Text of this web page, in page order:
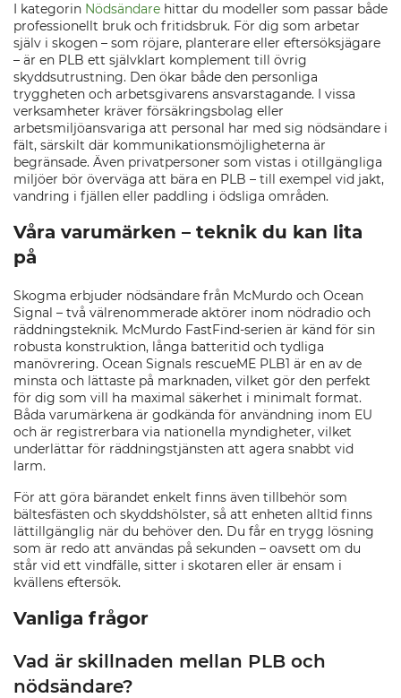
I kategorin Nödsändare hittar du modeller som passar både
professionellt bruk och fritidsbruk. För dig som arbetar
själv i skogen – som röjare, planterare eller eftersöksjägare
– är en PLB ett självklart komplement till övrig
skyddsutrustning. Den ökar både den personliga
tryggheten och arbetsgivarens ansvarstagande. I vissa
verksamheter kräver försäkringsbolag eller
arbetsmiljöansvariga att personal har med sig nödsändare i
fält, särskilt där kommunikationsmöjligheterna är
begränsade. Även privatpersoner som vistas i otillgängliga
miljöer bör överväga att bära en PLB – till exempel vid jakt,
vandring i fjällen eller paddling i ödsliga områden.
Våra varumärken – teknik du kan lita
på
Skogma erbjuder nödsändare från McMurdo och Ocean
Signal – två välrenommerade aktörer inom nödradio och
räddningsteknik. McMurdo FastFind-serien är känd för sin
robusta konstruktion, långa batteritid och tydliga
manövrering. Ocean Signals rescueME PLB1 är en av de
minsta och lättaste på marknaden, vilket gör den perfekt
för dig som vill ha maximal säkerhet i minimalt format.
Båda varumärkena är godkända för användning inom EU
och är registrerbara via nationella myndigheter, vilket
underlättar för räddningstjänsten att agera snabbt vid
larm.
För att göra bärandet enkelt finns även tillbehör som
bältesfästen och skyddshölster, så att enheten alltid finns
lättillgänglig när du behöver den. Du får en trygg lösning
som är redo att användas på sekunden – oavsett om du
står vid ett vindfälle, sitter i skotaren eller är ensam i
kvällens eftersök.
Vanliga frågor
Vad är skillnaden mellan PLB och
nödsändare?